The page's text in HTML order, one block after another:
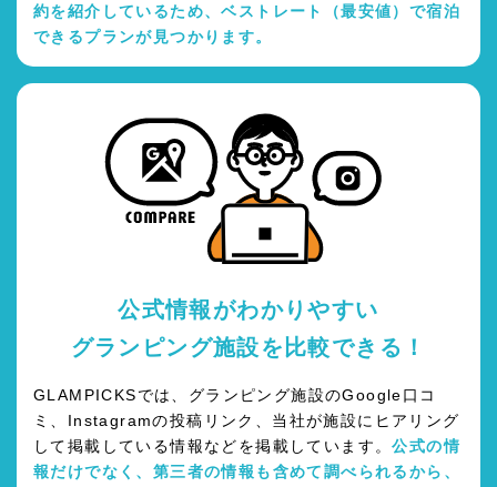
約を紹介しているため、ベストレート（最安値）で宿泊
できるプランが見つかります。
公式情報がわかりやすい
グランピング施設を比較できる！
GLAMPICKSでは、グランピング施設のGoogle口コ
ミ、Instagramの投稿リンク、当社が施設にヒアリング
して掲載している情報などを掲載しています。公式の情
報だけでなく、第三者の情報も含めて調べられるから、